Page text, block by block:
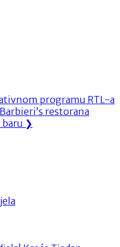
programu RTL-a
restorana
❯